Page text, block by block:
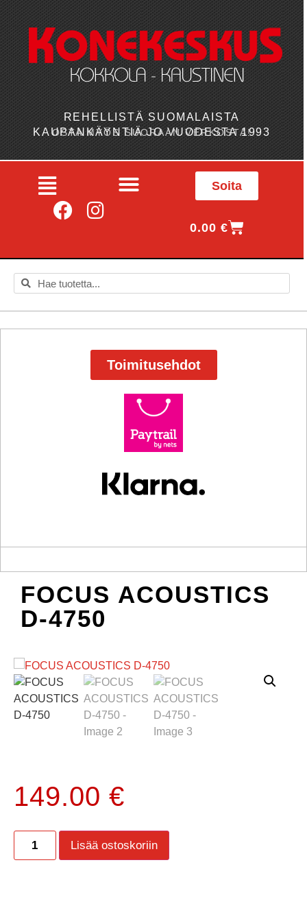
REHELLISTÄ SUOMALAISTA
KAUPANKÄYNTIÄ JO VUODESTA 1993
OSTA MYÖS SUORAAN VERKOSTA!
Soita
0.00€
Toimitusehdot
FOCUS ACOUSTICS
D-4750
149.00 €
Lisää ostoskoriin